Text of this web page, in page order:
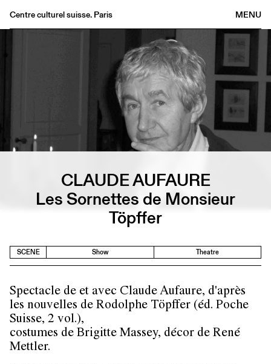
MENU
Centre culturel suisse. Paris
Publications
About
CLAUDE AUFAURE
Les Sornettes de Monsieur
Töpffer
SCENE Show Theatre
Spectacle de et avec Claude Aufaure, d'après
les nouvelles de Rodolphe Töpffer (éd. Poche
Suisse, 2 vol.),
costumes de Brigitte Massey, décor de René
Mettler.